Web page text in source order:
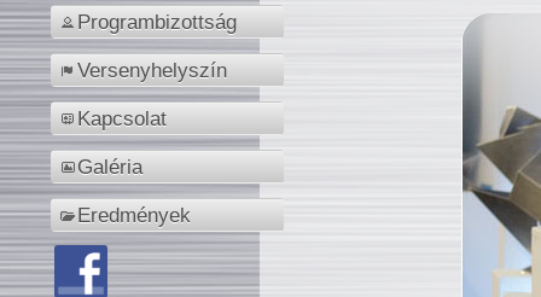
Programbizottság
Versenyhelyszín
Kapcsolat
Galéria
Eredmények